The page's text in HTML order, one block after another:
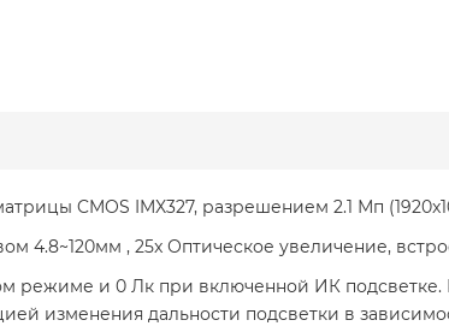
CMOS IMX327, разрешением 2.1 Мп
4.8~120мм , 25x Оптическое увеличение,
режиме и 0 Лк при включенной ИК
изменения дальности подсветки в